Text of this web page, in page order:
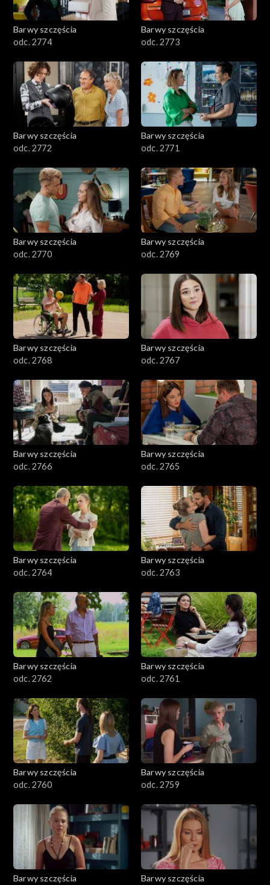
Barwy szczęścia
odc. 2774
Barwy szczęścia
odc. 2773
Barwy szczęścia
odc. 2772
Barwy szczęścia
odc. 2771
Barwy szczęścia
odc. 2770
Barwy szczęścia
odc. 2769
Barwy szczęścia
odc. 2768
Barwy szczęścia
odc. 2767
Barwy szczęścia
odc. 2766
Barwy szczęścia
odc. 2765
Barwy szczęścia
odc. 2764
Barwy szczęścia
odc. 2763
Barwy szczęścia
odc. 2762
Barwy szczęścia
odc. 2761
Barwy szczęścia
odc. 2760
Barwy szczęścia
odc. 2759
Barwy szczęścia
Barwy szczęścia